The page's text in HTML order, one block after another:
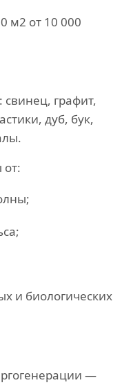
м2 от 10 000
графит,
дуб, бук,
от:
и биологических
—